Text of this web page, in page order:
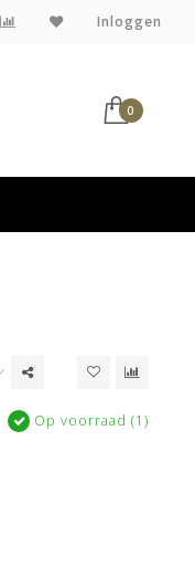
retour Inloggen
0
Op voorraad (1)